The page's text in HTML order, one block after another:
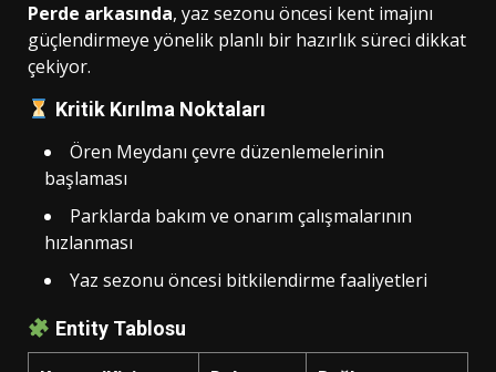
Perde arkasında, yaz sezonu öncesi kent imajını
güçlendirmeye yönelik planlı bir hazırlık süreci dikkat
çekiyor.
Kritik Kırılma Noktaları
Ören Meydanı çevre düzenlemelerinin
başlaması
Parklarda bakım ve onarım çalışmalarının
hızlanması
Yaz sezonu öncesi bitkilendirme faaliyetleri
Entity Tablosu